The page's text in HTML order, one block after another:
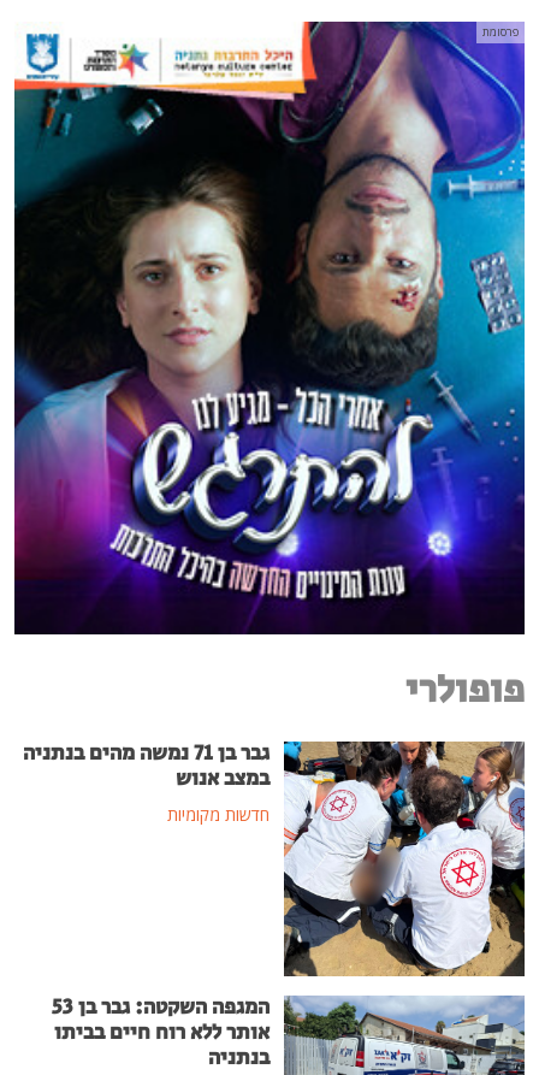
פרסומת
פופולרי
גבר בן 71 נמשה מהים בנתניה
במצב אנוש
חדשות מקומיות
המגפה השקטה: גבר בן 53
אותר ללא רוח חיים בביתו
בנתניה